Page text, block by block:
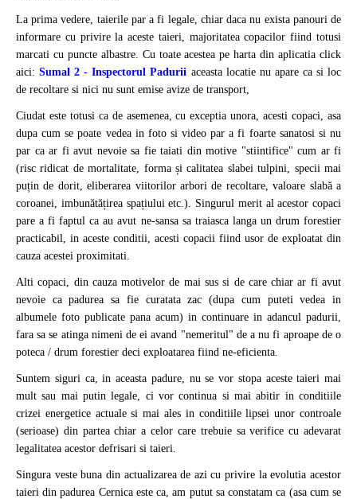
La prima vedere, taierile par a fi legale, chiar daca nu exista panouri de
informare cu privire la aceste taieri, majoritatea copacilor fiind totusi
marcati cu puncte albastre. Cu toate acestea pe harta din aplicatia click
aici:Sumal 2 - Inspectorul Padurii aceasta locatie nu apare ca si loc
de recoltare si nici nu sunt emise avize de transport,
Ciudat este totusi ca de asemenea, cu exceptia unora, acesti copaci, asa
dupa cum se poate vedea in foto si video par a fi foarte sanatosi si nu
par ca ar fi avut nevoie sa fie taiati din motive "stiintifice" cum ar fi
(risc ridicat de mortalitate, forma și calitatea slabei tulpini, specii mai
puțin de dorit, eliberarea viitorilor arbori de recoltare, valoare slabă a
coroanei, imbunătățirea spațiului etc.). Singurul merit al acestor copaci
pare a fi faptul ca au avut ne-sansa sa traiasca langa un drum forestier
practicabil, in aceste conditii, acesti copacii fiind usor de exploatat din
cauza acestei proximitati.
Alti copaci, din cauza motivelor de mai sus si de care chiar ar fi avut
nevoie ca padurea sa fie curatata zac (dupa cum puteti vedea in
albumele foto publicate pana acum) in continuare in adancul padurii,
fara sa se atinga nimeni de ei avand "nemeritul" de a nu fi aproape de o
poteca / drum forestier deci exploatarea fiind ne-eficienta.
Suntem siguri ca, in aceasta padure, nu se vor stopa aceste taieri mai
mult sau mai putin legale, ci vor continua si mai abitir in conditiile
crizei energetice actuale si mai ales in conditiile lipsei unor controale
(serioase) din partea chiar a celor care trebuie sa verifice cu adevarat
legalitatea acestor defrisari si taieri.
Singura veste buna din actualizarea de azi cu privire la evolutia acestor
taieri din padurea Cernica este ca, am putut sa constatam ca (asa cum se